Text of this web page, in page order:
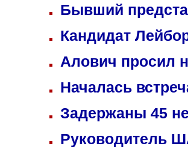
Бывший
Кандидат
Алович просил
Началась
Задержаны 45
Руководитель